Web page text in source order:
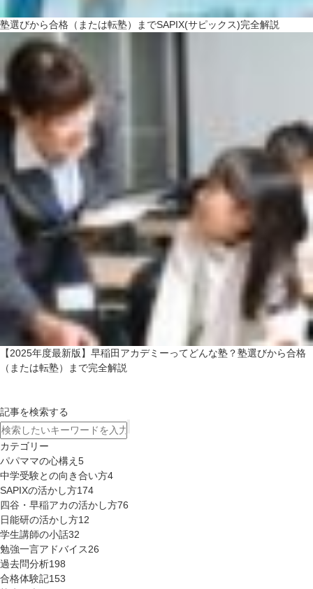
塾選びから合格（または転塾）までSAPIX(サピックス)完全解説
【2025年度最新版】早稲田アカデミーってどんな塾？塾選びから合格
（または転塾）まで完全解説
記事を検索する
カテゴリー
パパママの心構え 5
中学受験との向き合い方4
SAPIXの活かし方174
四谷・早稲アカの活かし方76
日能研の活かし方12
学生講師の小話32
勉強一言アドバイス26
過去問分析198
合格体験記153